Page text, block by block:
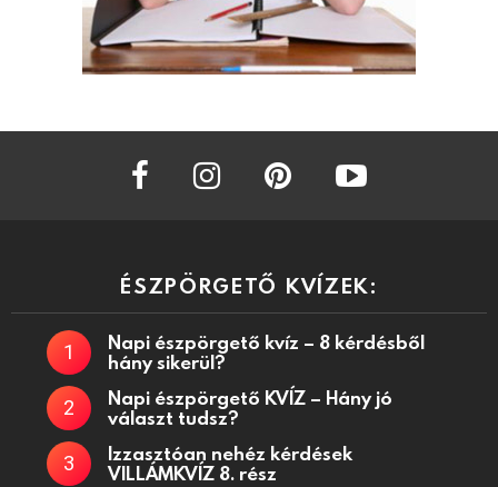
facebook instagram
ÉSZPÖRGETŐ KVÍZEK:
Napi észpörgető kvíz – 8 kérdésből
hány sikerül?
Napi észpörgető KVÍZ – Hány jó
választ tudsz?
Izzasztóan nehéz kérdések
VILLÁMKVÍZ 8. rész